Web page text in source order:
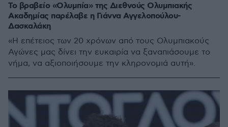
Το βραβείο «Ολυμπία» της Διεθνούς Ολυμπιακής
Ακαδημίας παρέλαβε η Γιάννα Αγγελοπούλου-
Δασκαλάκη
«Η επέτειος των 20 χρόνων από τους Ολυμπιακούς
Αγώνες μας δίνει την ευκαιρία να ξαναπιάσουμε το
νήμα, να αξιοποιήσουμε την κληρονομιά αυτή».